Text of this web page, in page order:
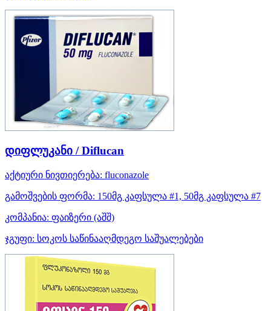
დიფლუკანი / Diflucan
აქტიური ნივთიერება: fluconazole
გამოშვების ფორმა: 150მგ კაფსულა #1, 50მგ კაფსულა #7
კომპანია: ფაიზერი (აშშ)
ჯგუფი: სოკოს საწინააღმდეგო საშუალებები